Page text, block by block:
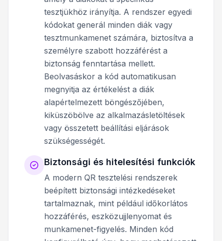
tesztjükhöz irányítja. A rendszer egyedi
kódokat generál minden diák vagy
tesztmunkamenet számára, biztosítva a
személyre szabott hozzáférést a
biztonság fenntartása mellett.
Beolvasáskor a kód automatikusan
megnyitja az értékelést a diák
alapértelmezett böngészőjében,
kiküszöbölve az alkalmazásletöltések
vagy összetett beállítási eljárások
szükségességét.
Biztonsági és hitelesítési funkciók
A modern QR tesztelési rendszerek
beépített biztonsági intézkedéseket
tartalmaznak, mint például időkorlátos
hozzáférés, eszközujjlenyomat és
munkamenet-figyelés. Minden kód